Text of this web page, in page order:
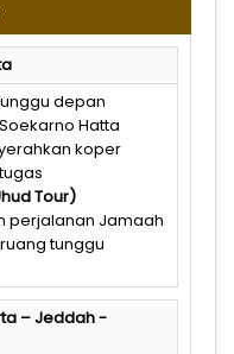
depan
Hatta
koper
Tour)
perjalanan Jamaah
tunggu
– Jeddah -